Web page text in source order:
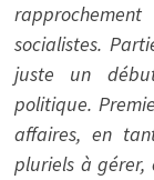
socialistes.
juste un
politique.
affaires, en
pluriels à gérer,